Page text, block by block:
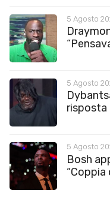
5 Agosto
5 Agosto
risposta
5 Agosto
Bosh
“Coppia